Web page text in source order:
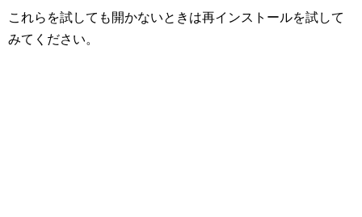
これらを試しても開かないときは再インストールを試して
みてください。